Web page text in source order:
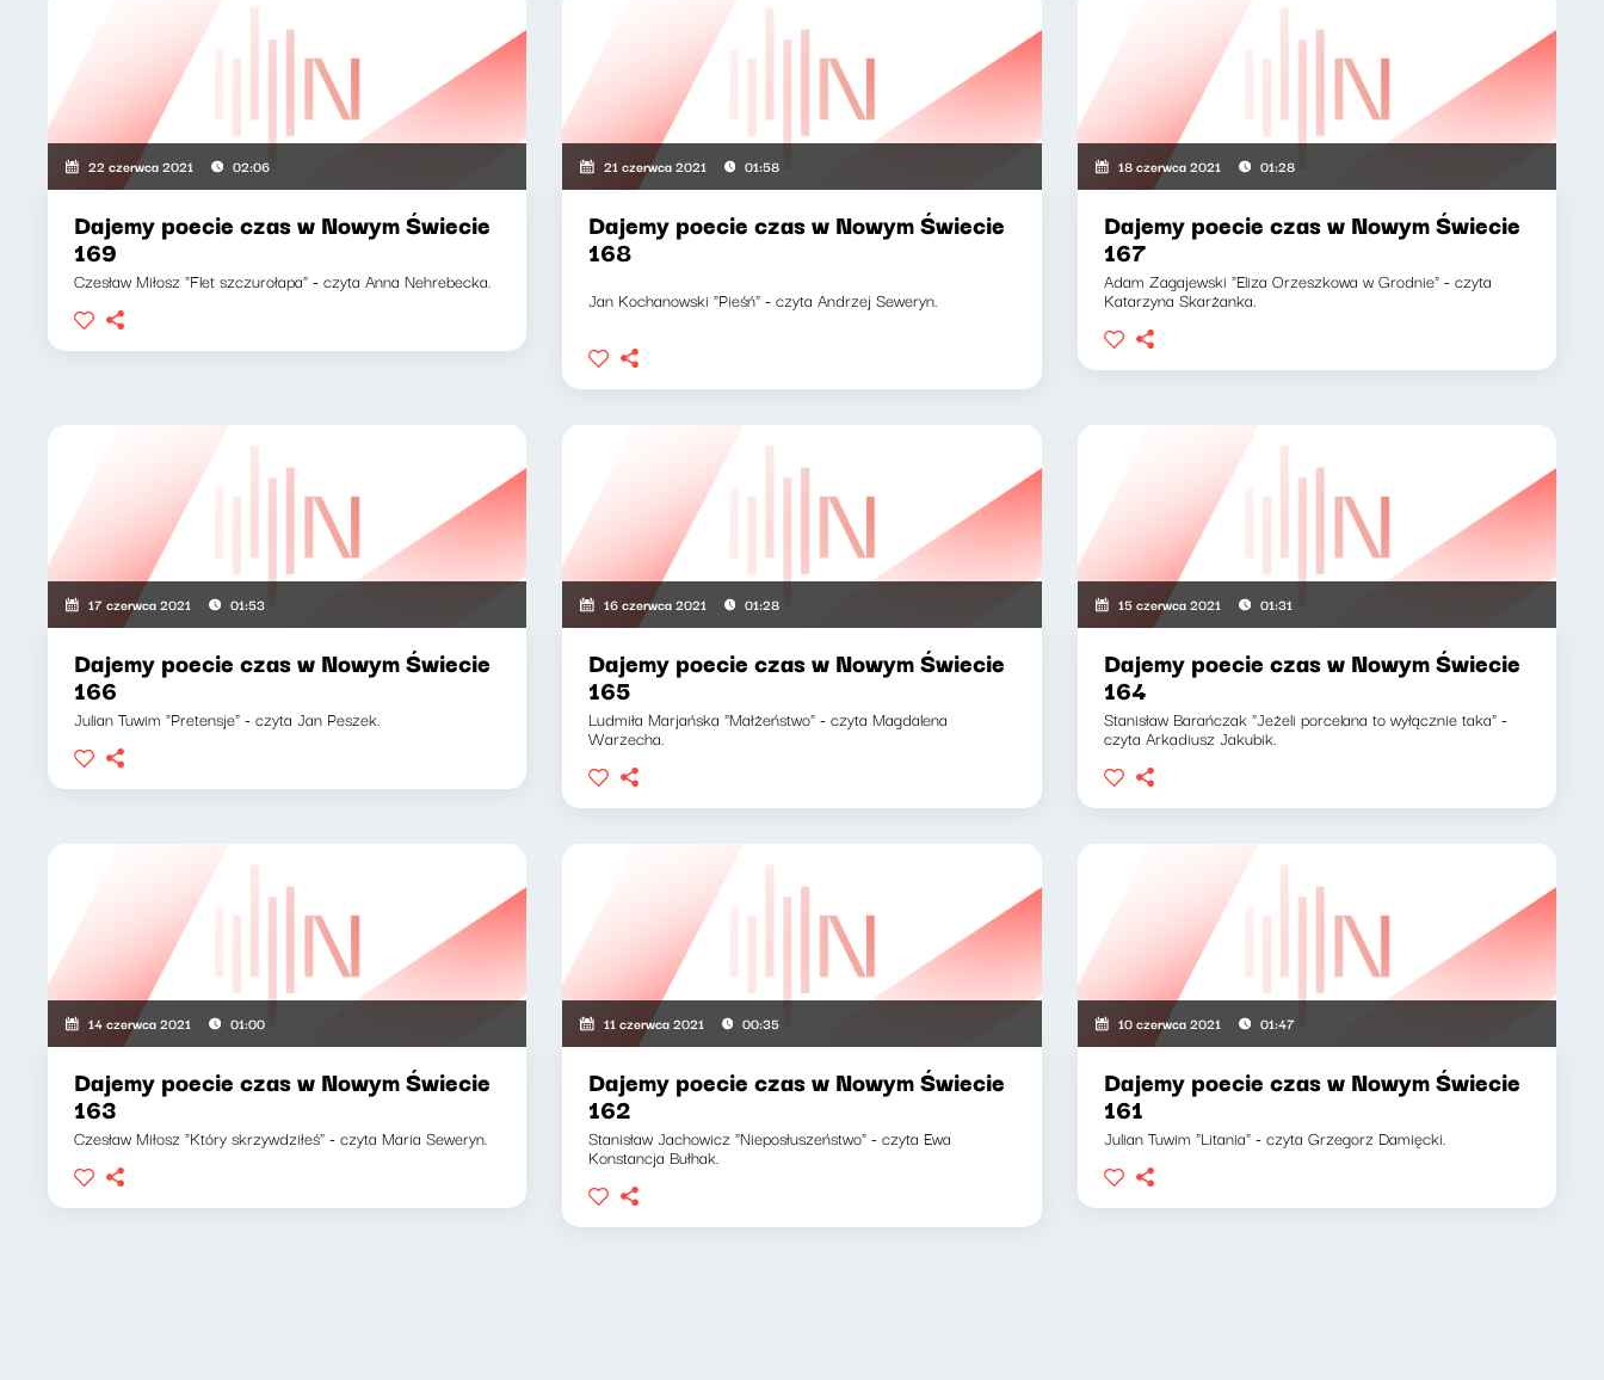
22 czerwca 2021 02:06
Dajemy poecie czas w Nowym Świecie
169
Czesław Miłosz "Flet szczurołapa" - czyta Anna Nehrebecka.
21 czerwca 2021 01:58
Dajemy poecie czas w Nowym Świecie
168
Jan Kochanowski "Pieśń" - czyta Andrzej Seweryn.
18 czerwca 2021 01:28
Dajemy poecie czas w Nowym Świecie
167
Adam Zagajewski "Eliza Orzeszkowa w Grodnie" - czyta
Katarzyna Skarżanka.
17 czerwca 2021 01:53
Dajemy poecie czas w Nowym Świecie
166
Julian Tuwim "Pretensje" - czyta Jan Peszek.
16 czerwca 2021 01:28
Dajemy poecie czas w Nowym Świecie
165
Ludmiła Marjańska "Małżeństwo" - czyta Magdalena
Warzecha.
15 czerwca 2021 01:31
Dajemy poecie czas w Nowym Świecie
164
Stanisław Barańczak "Jeżeli porcelana to wyłącznie taka" -
czyta Arkadiusz Jakubik.
14 czerwca 2021 01:00
Dajemy poecie czas w Nowym Świecie
163
Czesław Miłosz "Który skrzywdziłeś" - czyta Maria Seweryn.
11 czerwca 2021 00:35
Dajemy poecie czas w Nowym Świecie
162
Stanisław Jachowicz "Nieposłuszeństwo" - czyta Ewa
Konstancja Bułhak.
10 czerwca 2021 01:47
Dajemy poecie czas w Nowym Świecie
161
Julian Tuwim "Litania" - czyta Grzegorz Damięcki.